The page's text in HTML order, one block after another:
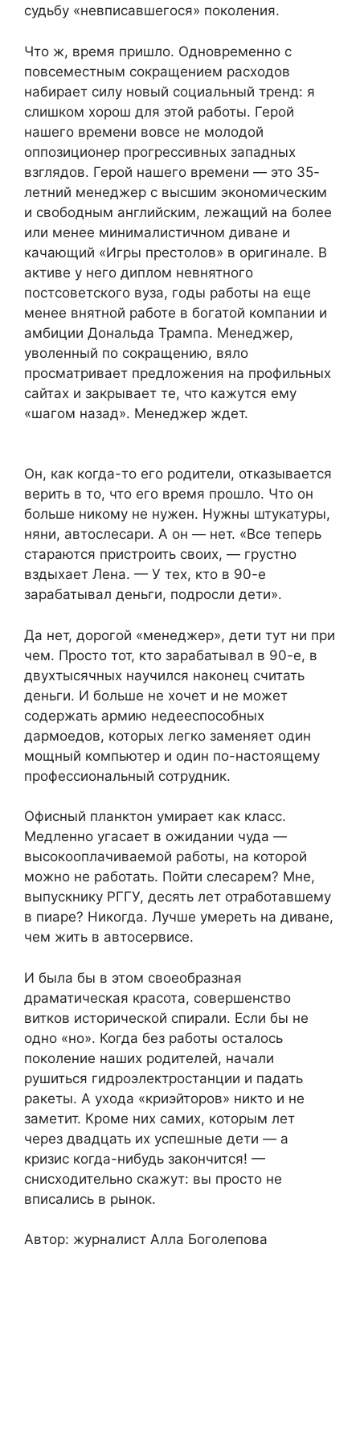
судьбу «невписавшегося» поколения.
Что ж, время пришло. Одновременно с
повсеместным сокращением расходов
набирает силу новый социальный тренд: я
слишком хорош для этой работы. Герой
нашего времени вовсе не молодой
оппозиционер прогрессивных западных
взглядов. Герой нашего времени — это 35-
летний менеджер с высшим экономическим
и свободным английским, лежащий на более
или менее минималистичном диване и
качающий «Игры престолов» в оригинале. В
активе у него диплом невнятного
постсоветского вуза, годы работы на еще
менее внятной работе в богатой компании и
амбиции Дональда Трампа. Менеджер,
уволенный по сокращению, вяло
просматривает предложения на профильных
сайтах и закрывает те, что кажутся ему
«шагом назад». Менеджер ждет.
Он, как когда-то его родители, отказывается
верить в то, что его время прошло. Что он
больше никому не нужен. Нужны штукатуры,
няни, автослесари. А он — нет. «Все теперь
стараются пристроить своих, — грустно
вздыхает Лена. — У тех, кто в 90-е
зарабатывал деньги, подросли дети».
Да нет, дорогой «менеджер», дети тут ни при
чем. Просто тот, кто зарабатывал в 90-е, в
двухтысячных научился наконец считать
деньги. И больше не хочет и не может
содержать армию недееспособных
дармоедов, которых легко заменяет один
мощный компьютер и один по-настоящему
профессиональный сотрудник.
Офисный планктон умирает как класс.
Медленно угасает в ожидании чуда —
высокооплачиваемой работы, на которой
можно не работать. Пойти слесарем? Мне,
выпускнику РГГУ, десять лет отработавшему
в пиаре? Никогда. Лучше умереть на диване,
чем жить в автосервисе.
И была бы в этом своеобразная
драматическая красота, совершенство
витков исторической спирали. Если бы не
одно «но». Когда без работы осталось
поколение наших родителей, начали
рушиться гидроэлектростанции и падать
ракеты. А ухода «криэйторов» никто и не
заметит. Кроме них самих, которым лет
через двадцать их успешные дети — а
кризис когда-нибудь закончится! —
снисходительно скажут: вы просто не
вписались в рынок.
Автор: журналист Алла Боголепова